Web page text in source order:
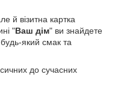
й візитна картка
"Ваш дім" ви знайдете
який смак та
до сучасних